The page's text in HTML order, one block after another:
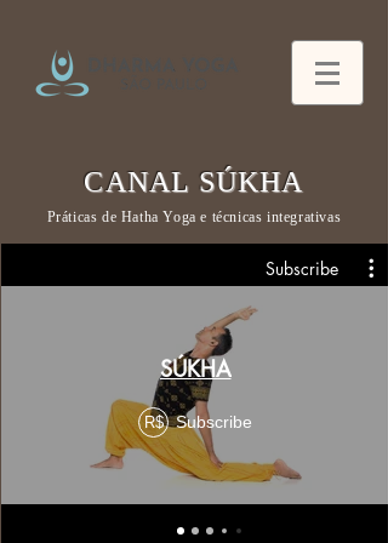
CANAL SÚKHA
Práticas de Hatha Yoga e técnicas integrativas
Subscribe
SÚKHA
R$ Subscribe